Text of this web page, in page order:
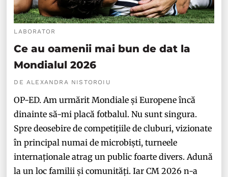
LABORATOR
Ce au oamenii mai bun de dat la
Mondialul 2026
DE ALEXANDRA NISTOROIU
OP-ED. Am urmărit Mondiale și Europene încă
dinainte să-mi placă fotbalul. Nu sunt singura.
Spre deosebire de competițiile de cluburi, vizionate
în principal numai de microbiști, turneele
internaționale atrag un public foarte divers. Adună
la un loc familii și comunități. Iar CM 2026 n-a